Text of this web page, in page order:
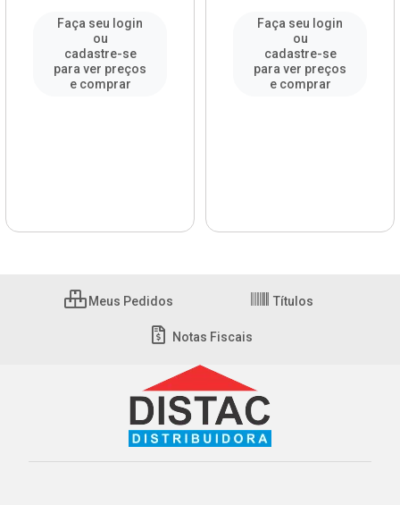
Faça seu login
ou
cadastre-se
para ver preços
e comprar
Faça seu login
ou
cadastre-se
para ver preços
e comprar
Meus Pedidos Títulos
Notas Fiscais